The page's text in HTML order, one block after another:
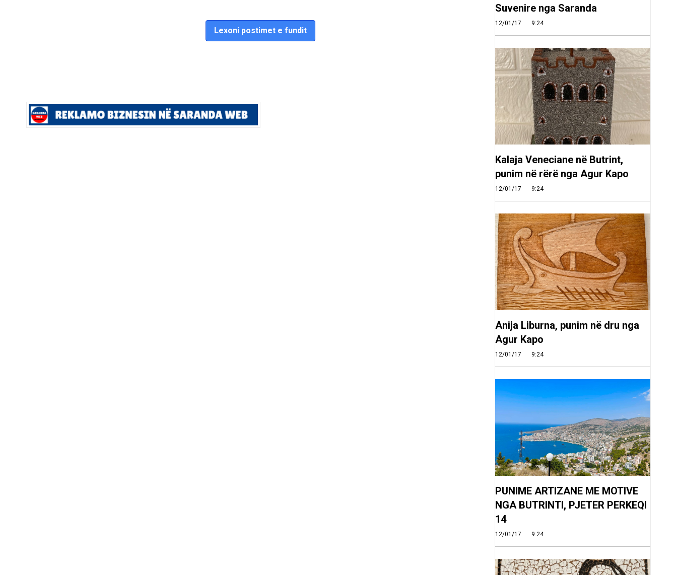
Lexoni postimet e fundit
Suvenire nga Saranda
12/01/17 9:24
Kalaja Veneciane në Butrint,
punim në rërë nga Agur Kapo
12/01/17 9:24
Anija Liburna, punim në dru nga
Agur Kapo
12/01/17 9:24
PUNIME ARTIZANE ME MOTIVE
NGA BUTRINTI, PJETER PERKEQI
14
12/01/17 9:24